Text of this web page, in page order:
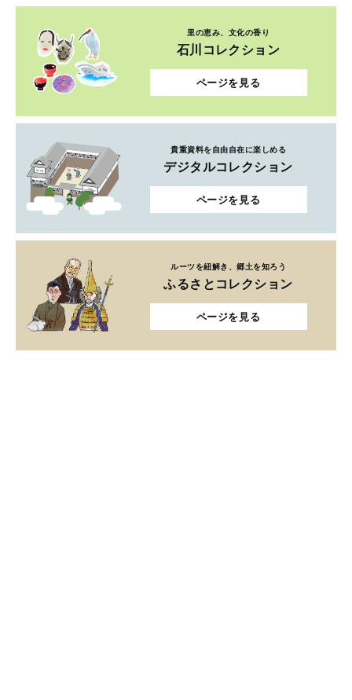
里の恵み、文化の香り
石川コレクション
ページを見る
貴重資料を自由自在に楽しめる
デジタルコレクション
ページを見る
ルーツを紐解き、郷土を知ろう
ふるさとコレクション
ページを見る